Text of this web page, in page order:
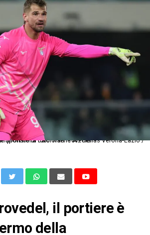
Lazio / foto Andrea Rigano/Image Sport nella foto: Ivan Provedel
il portiere è
della